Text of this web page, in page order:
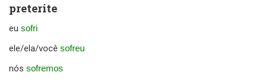
preterite
eu sofri
ele/ela/você sofreu
nós sofremos